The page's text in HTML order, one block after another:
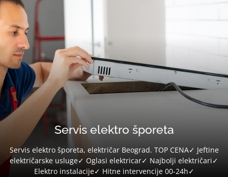
Servis elektro šporeta
Servis elektro šporeta, električar Beograd. TOP CENA✓ Jeftine
električarske usluge✓ Oglasi elektricar✓ Najbolji električari✓
Elektro instalacije✓ Hitne intervencije 00-24h✓